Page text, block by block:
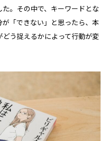
。その中で、キーワードとな
「できない」と思ったら、本
う捉えるかによって行動が変